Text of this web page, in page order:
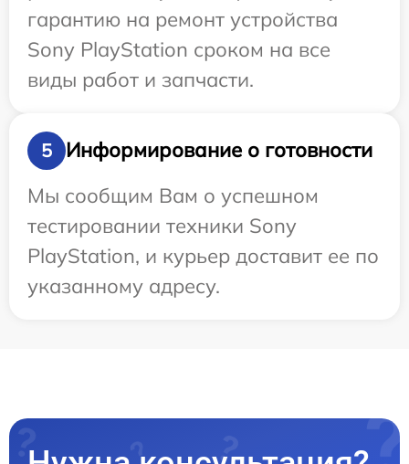
гарантию на ремонт устройства
Sony PlayStation сроком на все
виды работ и запчасти.
5
Информирование о готовности
Мы сообщим Вам о успешном
тестировании техники Sony
PlayStation, и курьер доставит ее по
указанному адресу.